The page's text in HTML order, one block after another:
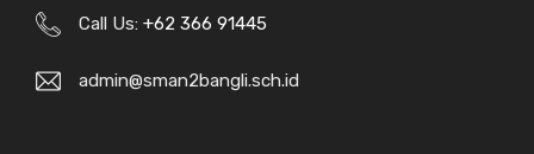
Call Us: +62 366 91445
admin@sman2bangli.sch.id